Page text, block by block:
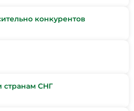
конкурентов
странам СНГ